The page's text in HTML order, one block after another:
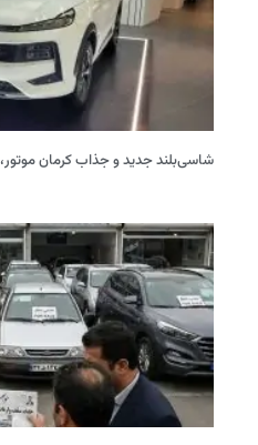
شاسی‌بلند جدید و جذاب کرمان موتور، KMC SR6، به بازار می‌آید